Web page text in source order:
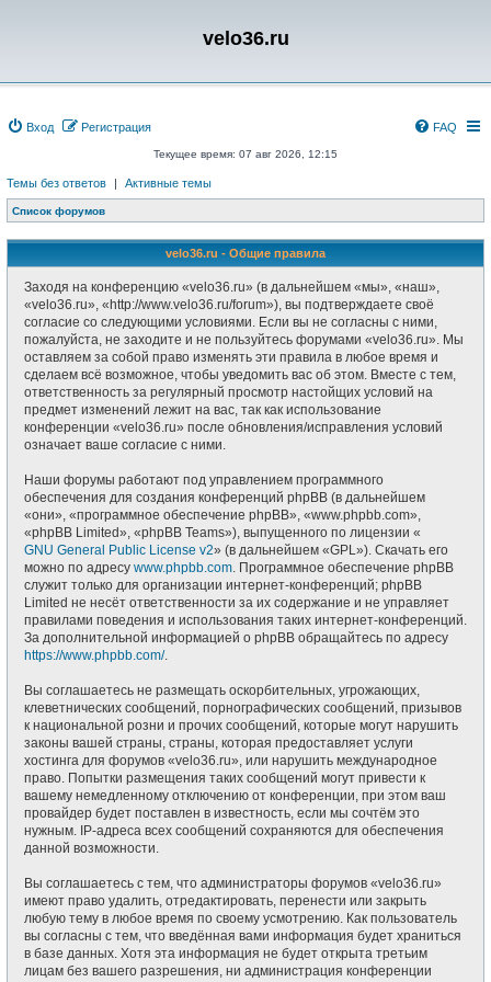
velo36.ru
Вход Регистрация FAQ
Текущее время: 07 авг 2026, 12:15
Темы без ответов | Активные темы
Список форумов
velo36.ru - Общие правила
Заходя на конференцию «velo36.ru» (в дальнейшем «мы», «наш»,
«velo36.ru», «http://www.velo36.ru/forum»), вы подтверждаете своё
согласие со следующими условиями. Если вы не согласны с ними,
пожалуйста, не заходите и не пользуйтесь форумами «velo36.ru». Мы
оставляем за собой право изменять эти правила в любое время и
сделаем всё возможное, чтобы уведомить вас об этом. Вместе с тем,
ответственность за регулярный просмотр настойщих условий на
предмет изменений лежит на вас, так как использование
конференции «velo36.ru» после обновления/исправления условий
означает ваше согласие с ними.
Наши форумы работают под управлением программного
обеспечения для создания конференций phpBB (в дальнейшем
«они», «программное обеспечение phpBB», «www.phpbb.com»,
«phpBB Limited», «phpBB Teams»), выпущенного по лицензии «
GNU General Public License v2» (в дальнейшем «GPL»). Скачать его
можно по адресу www.phpbb.com. Программное обеспечение phpBB
служит только для организации интернет-конференций; phpBB
Limited не несёт ответственности за их содержание и не управляет
правилами поведения и использования таких интернет-конференций.
За дополнительной информацией о phpBB обращайтесь по адресу
https://www.phpbb.com/.
Вы соглашаетесь не размещать оскорбительных, угрожающих,
клеветнических сообщений, порнографических сообщений, призывов
к национальной розни и прочих сообщений, которые могут нарушить
законы вашей страны, страны, которая предоставляет услуги
хостинга для форумов «velo36.ru», или нарушить международное
право. Попытки размещения таких сообщений могут привести к
вашему немедленному отключению от конференции, при этом ваш
провайдер будет поставлен в известность, если мы сочтём это
нужным. IP-адреса всех сообщений сохраняются для обеспечения
данной возможности.
Вы соглашаетесь с тем, что администраторы форумов «velo36.ru»
имеют право удалить, отредактировать, перенести или закрыть
любую тему в любое время по своему усмотрению. Как пользователь
вы согласны с тем, что введённая вами информация будет храниться
в базе данных. Хотя эта информация не будет открыта третьим
лицам без вашего разрешения, ни администрация конференции